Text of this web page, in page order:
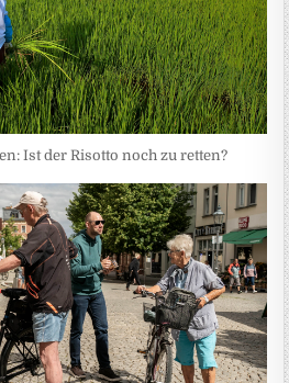
Ist der Risotto noch zu retten?